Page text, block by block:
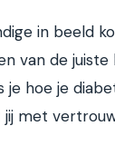
in beeld
van de juiste
hoe je
met